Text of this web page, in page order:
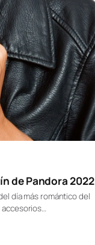
de Pandora 2022
día más romántico del
accesorios…